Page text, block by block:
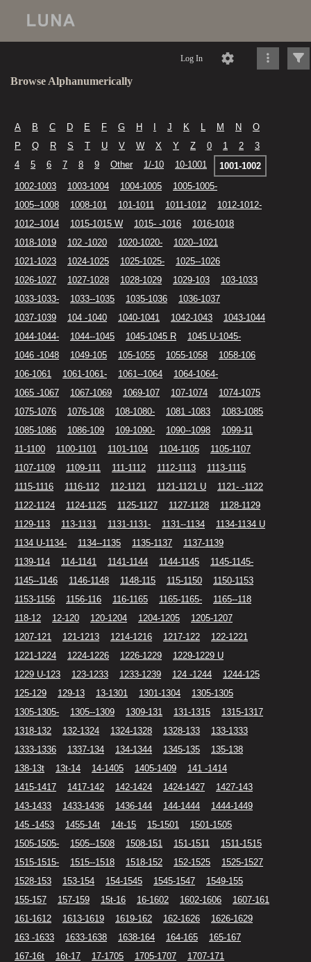
Log In
Browse Alphanumerically
A B C D E F G H J K L M N
O
P
Q R S T U V W X Y Z 0 1 2
3
4
5 6 7 8 9 Other 1/-10 10-1001
1001-1002
1002-1003
1003-1004 1004-1005
1005-1005-
1005--1008
1008-101 101-1011 1011-1012
1012-1012-
1012--1014
1015-1015 W 1015- -1016
1016-1018
1018-1019
102 -1020 1020-1020-
1020--1021
1021-1023
1024-1025 1025-1025-
1025--1026
1026-1027
1027-1028 1028-1029 1029-103
103-1033
1033-1033-
1033--1035 1035-1036
1036-1037
1037-1039
104 -1040 1040-1041 1042-1043
1043-1044
1044-1044-
1044--1045 1045-1045 R
1045 U-1045-
1046 -1048
1049-105 105-1055 1055-1058
1058-106
106-1061
1061-1061- 1061--1064
1064-1064-
1065 -1067
1067-1069 1069-107 107-1074
1074-1075
1075-1076
1076-108 108-1080- 1081 -1083
1083-1085
1085-1086
1086-109 109-1090- 1090--1098
1099-11
11-1100
1100-1101 1101-1104 1104-1105
1105-1107
1107-1109
1109-111 111-1112 1112-1113
1113-1115
1115-1116
1116-112 112-1121 1121-1121 U
1121- -1122
1122-1124
1124-1125 1125-1127 1127-1128
1128-1129
1129-113
113-1131 1131-1131- 1131--1134
1134-1134 U
1134 U-1134-
1134--1135 1135-1137
1137-1139
1139-114
114-1141 1141-1144 1144-1145
1145-1145-
1145--1146
1146-1148 1148-115 115-1150
1150-1153
1153-1156
1156-116 116-1165 1165-1165-
1165--118
118-12
12-120 120-1204 1204-1205
1205-1207
1207-121
121-1213 1214-1216 1217-122
122-1221
1221-1224
1224-1226 1226-1229
1229-1229 U
1229 U-123
123-1233 1233-1239 124 -1244
1244-125
125-129
129-13 13-1301 1301-1304
1305-1305
1305-1305-
1305--1309 1309-131 131-1315
1315-1317
1318-132
132-1324 1324-1328 1328-133
133-1333
1333-1336
1337-134 134-1344 1345-135
135-138
138-13t
13t-14 14-1405 1405-1409
141 -1414
1415-1417
1417-142 142-1424 1424-1427
1427-143
143-1433
1433-1436 1436-144 144-1444
1444-1449
145 -1453
1455-14t 14t-15 15-1501
1501-1505
1505-1505-
1505--1508 1508-151 151-1511
1511-1515
1515-1515-
1515--1518 1518-152 152-1525
1525-1527
1528-153
153-154 154-1545 1545-1547
1549-155
155-157
157-159 15t-16 16-1602 1602-1606
1607-161
161-1612
1613-1619 1619-162 162-1626
1626-1629
163 -1633
1633-1638 1638-164 164-165
165-167
167-16t
16t-17 17-1705 1705-1707
1707-171